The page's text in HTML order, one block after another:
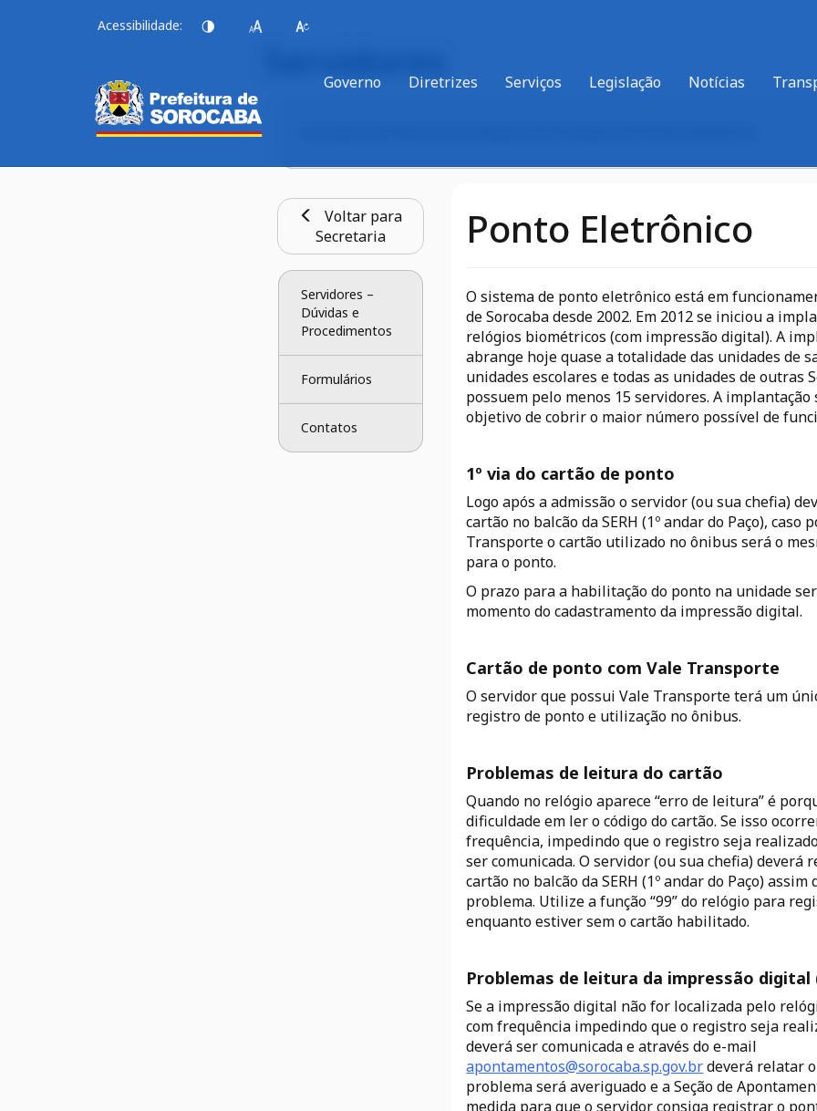
Acessibilidade:
Governo Diretrizes Serviços Legislação Notícias
Voltar para
Secretaria
Servidores –
Dúvidas e
Procedimentos
Formulários
Contatos
Ponto Eletrônico
O sistema de ponto eletrônico está em
de Sorocaba desde 2002. Em 2012 se iniciou a
relógios biométricos (com impressão digital). A
abrange hoje quase a totalidade das unidades de
unidades escolares e todas as unidades de outras
possuem pelo menos 15 servidores. A implantação
objetivo de cobrir o maior número possível de
1º via do cartão de ponto
Logo após a admissão o servidor (ou sua chefia)
cartão no balcão da SERH (1º andar do Paço), caso
Transporte o cartão utilizado no ônibus será o
para o ponto.
O prazo para a habilitação do ponto na unidade
momento do cadastramento da impressão digital.
Cartão de ponto com Vale Transporte
O servidor que possui Vale Transporte terá um
registro de ponto e utilização no ônibus.
Problemas de leitura do cartão
Quando no relógio aparece “erro de leitura” é
dificuldade em ler o código do cartão. Se isso
frequência, impedindo que o registro seja
ser comunicada. O servidor (ou sua chefia) deverá
cartão no balcão da SERH (1º andar do Paço)
problema. Utilize a função “99” do relógio para
enquanto estiver sem o cartão habilitado.
Problemas de leitura da impressão
Se a impressão digital não for localizada pelo
com frequência impedindo que o registro seja
deverá ser comunicada e através do e-mail
apontamentos@sorocaba.sp.gov.brdeverá relatar
problema será averiguado e a Seção de
medida para que o servidor consiga registrar o